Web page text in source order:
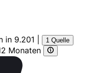
in 9.201 1 Quelle
Monaten